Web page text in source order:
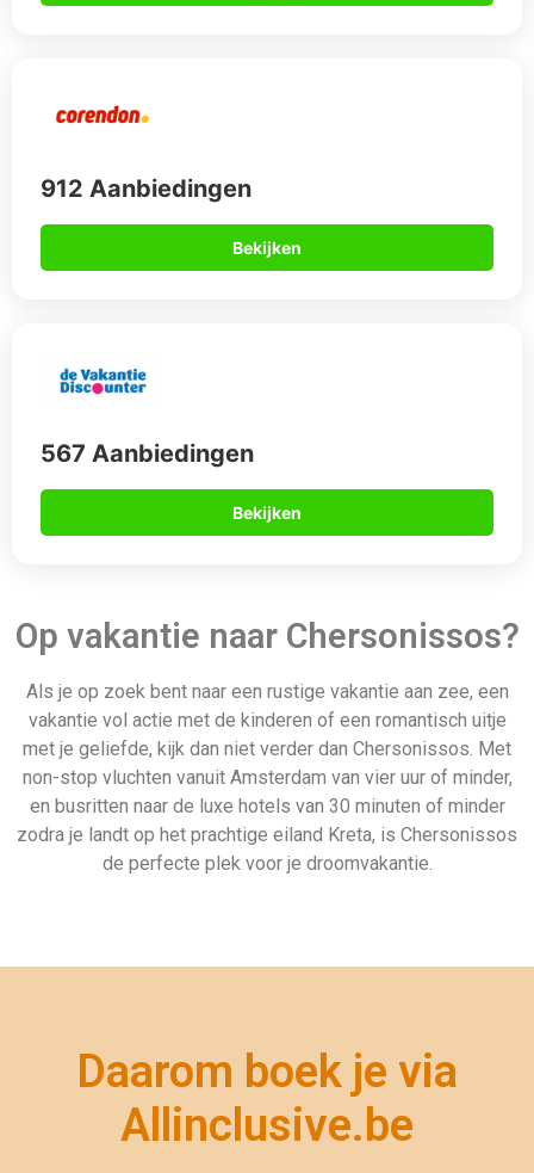
Op vakantie naar Chersonissos?
Als je op zoek bent naar een rustige vakantie aan zee, een
vakantie vol actie met de kinderen of een romantisch uitje
zodra je landt op het prachtige eiland Kreta, is Chersonissos
Daarom boek je via
Allinclusive.be
Gegarandeerd de beste deal
Uiteraard géén boekingskosten
Zekerheid van ANVR en SGR
Zeven dagen per week geopend